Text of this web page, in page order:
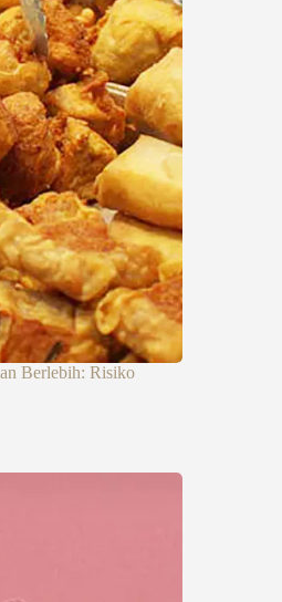
Berlebih: Risiko